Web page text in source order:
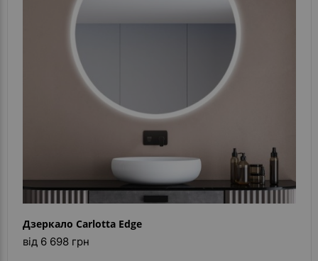
Дзеркало Carlotta Edge
від 6 698 грн